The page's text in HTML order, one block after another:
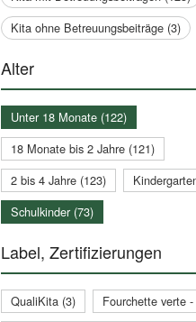
Kita ohne Betreuungsbeiträge (3)
Alter
Unter 18 Monate (122)
18 Monate bis 2 Jahre (121)
2 bis 4 Jahre (123)
Schulkinder (73)
Label, Zertifizierungen
QualiKita (3)
Fourchette verte